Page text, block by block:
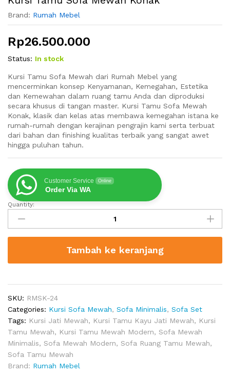
Brand: Rumah Mebel
Rp26.500.000
Status: In stock
Kursi Tamu Sofa Mewah dari Rumah Mebel yang
mencerminkan konsep Kenyamanan, Kemegahan, Estetika
dan Kemewahan dalam ruang tamu Anda dan diproduksi
secara khusus di tangan master. Kursi Tamu Sofa Mewah
Konak, klasik dan kelas atas membawa kemegahan istana ke
rumah-rumah dengan kerajinan pengrajin kami serta terbuat
dari bahan dan finishing kualitas terbaik yang sangat awet
hingga puluhan tahun.
Customer Service Online
Order Via WA
Kursi
Tamu
Sofa
Mewah
quantity
Quantity:
Tambah ke keranjang
SKU: RMSK-24
Categories: Kursi Sofa Mewah, Sofa Minimalis, Sofa Set
Tags: Kursi Jati Mewah, Kursi Tamu Kayu Jati Mewah, Kursi
Tamu Mewah, Kursi Tamu Mewah Modern, Sofa Mewah
Minimalis, Sofa Mewah Modern, Sofa Ruang Tamu Mewah,
Sofa Tamu Mewah
Brand: Rumah Mebel